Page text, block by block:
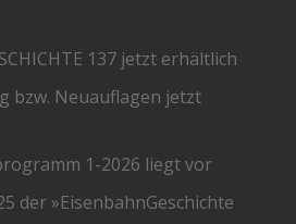
137 jetzt erhältlich
bzw. Neuauflagen jetzt
1-2026 liegt vor
der »EisenbahnGeschichte